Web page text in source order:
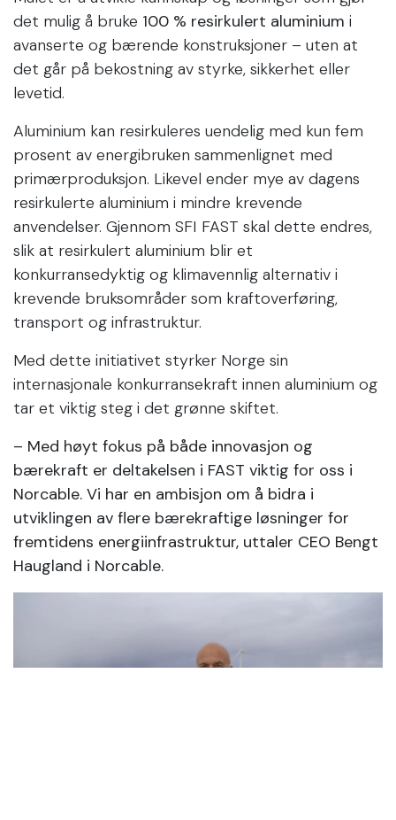
det mulig å bruke 100 % resirkulert aluminium i
avanserte og bærende konstruksjoner – uten at
det går på bekostning av styrke, sikkerhet eller
levetid.
Aluminium kan resirkuleres uendelig med kun fem
prosent av energibruken sammenlignet med
primærproduksjon. Likevel ender mye av dagens
resirkulerte aluminium i mindre krevende
anvendelser. Gjennom SFI FAST skal dette endres,
slik at resirkulert aluminium blir et
konkurransedyktig og klimavennlig alternativ i
krevende bruksområder som kraftoverføring,
transport og infrastruktur.
Med dette initiativet styrker Norge sin
internasjonale konkurransekraft innen aluminium og
tar et viktig steg i det grønne skiftet.
– Med høyt fokus på både innovasjon og
bærekraft er deltakelsen i FAST viktig for oss i
Norcable. Vi har en ambisjon om å bidra i
utviklingen av flere bærekraftige løsninger for
fremtidens energiinfrastruktur, uttaler CEO Bengt
Haugland i Norcable.